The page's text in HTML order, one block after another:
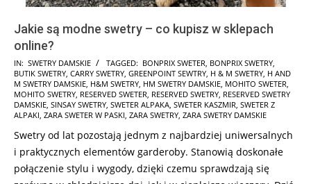
Jakie są modne swetry – co kupisz w sklepach
online?
2025-
01-
29
IN: SWETRY DAMSKIE TAGGED: BONPRIX SWETER, BONPRIX SWETRY,
BUTIK SWETRY, CARRY SWETRY, GREENPOINT SEWTRY, H & M SWETRY, H AND
M SWETRY DAMSKIE, H&M SWETRY, HM SWETRY DAMSKIE, MOHITO SWETER,
MOHITO SWETRY, RESERVED SWETER, RESERVED SWETRY, RESERVED SWETRY
DAMSKIE, SINSAY SWETRY, SWETER ALPAKA, SWETER KASZMIR, SWETER Z
ALPAKI, ZARA SWETER W PASKI, ZARA SWETRY, ZARA SWETRY DAMSKIE
Swetry od lat pozostają jednym z najbardziej uniwersalnych
i praktycznych elementów garderoby. Stanowią doskonałe
połączenie stylu i wygody, dzięki czemu sprawdzają się